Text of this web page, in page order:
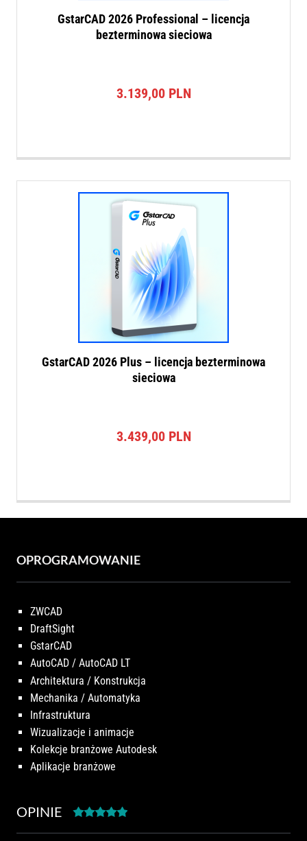
GstarCAD 2026 Professional – licencja
bezterminowa sieciowa
3.139,00 PLN
GstarCAD 2026 Plus – licencja bezterminowa
sieciowa
3.439,00 PLN
OPROGRAMOWANIE
ZWCAD
DraftSight
GstarCAD
AutoCAD / AutoCAD LT
Architektura / Konstrukcja
Mechanika / Automatyka
Infrastruktura
Wizualizacje i animacje
Kolekcje branżowe Autodesk
Aplikacje branżowe
OPINIE